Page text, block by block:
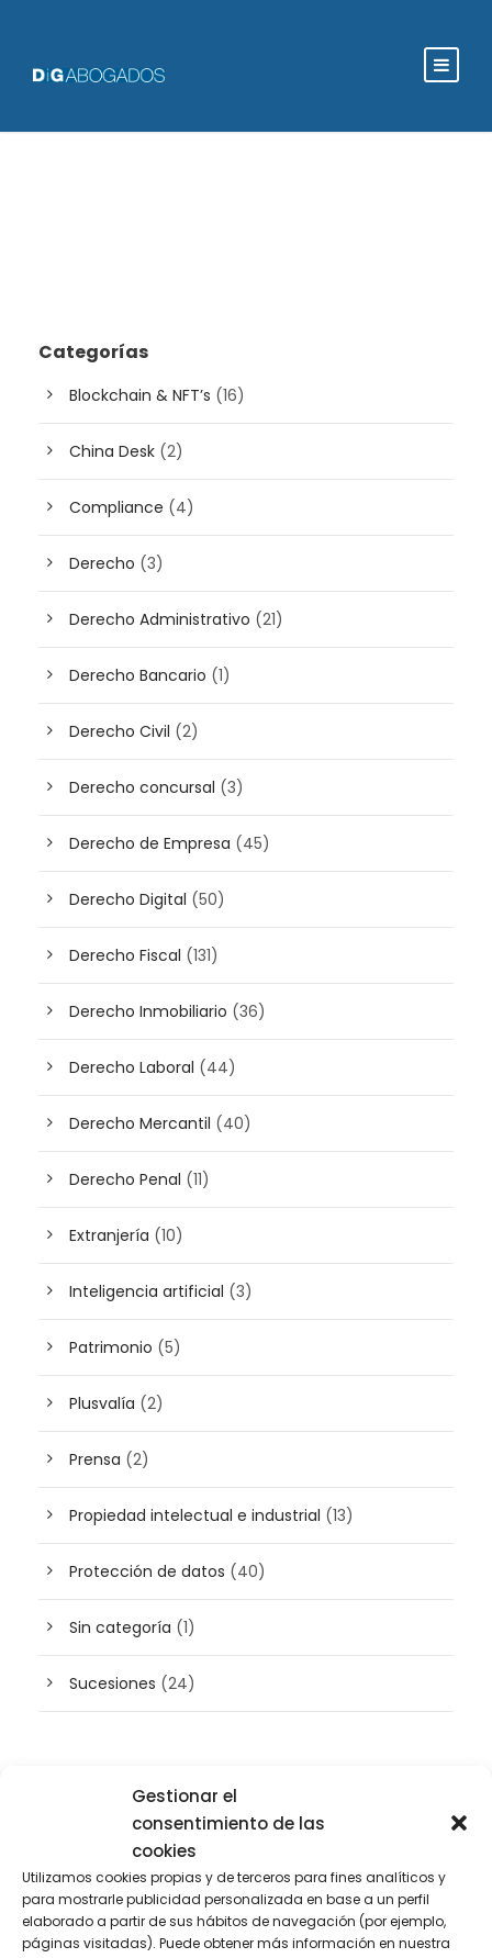
Gestionar el
consentimiento de las
cookies
Utilizamos cookies propias y de terceros para fines analíticos y
para mostrarle publicidad personalizada en base a un perfil
elaborado a partir de sus hábitos de navegación (por ejemplo,
páginas visitadas). Puede obtener más información en nuestra
Categorías
Blockchain & NFT’s (16)
China Desk (2)
Compliance (4)
Derecho (3)
Derecho Administrativo (21)
Derecho Bancario (1)
Derecho Civil (2)
Derecho concursal (3)
Derecho de Empresa (45)
Derecho Digital (50)
Derecho Fiscal (131)
Derecho Inmobiliario (36)
Derecho Laboral (44)
Derecho Mercantil (40)
Derecho Penal (11)
Extranjería (10)
Inteligencia artificial (3)
Patrimonio (5)
Plusvalía (2)
Prensa (2)
Propiedad intelectual e industrial (13)
Protección de datos (40)
Sin categoría (1)
Sucesiones (24)
Buscador de artículos